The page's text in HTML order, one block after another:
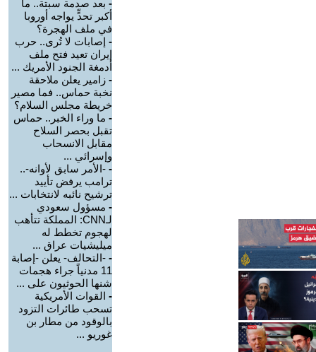
- بعد صدمة سبتة.. ما
أكبر تحدٍّ يواجه أوروبا
في ملف الهجرة؟
- إصابات لا تُرى.. حرب
إيران تعيد فتح ملف
أدمغة الجنود الأمريك ...
- زامير يعلن ملاحقة
نخبة حماس.. فما مصير
خريطة مجلس السلام؟
- ما وراء الخبر.. حماس
تقبل بحصر السلاح
مقابل الانسحاب
وإسرائي ...
- -الأمر سابق لأوانه-..
ترامب يرفض تأييد
ترشيح نائبه لانتخابات ...
- مسؤول سعودي
لـCNN: المملكة تتأهب
لهجوم تخطط له
ميليشيات عراق ...
- -التحالف- يعلن -إصابة
11 مدنياً جراء هجمات
شنها الحوثيون على ...
- القوات الأمريكية
تسحب طائرات التزود
بالوقود من مطار بن
غوريو ...